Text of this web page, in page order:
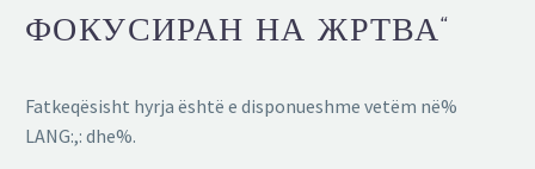
ФОКУСИРАН НА ЖРТВА“
Fatkeqësisht hyrja është e disponueshme vetëm në%
LANG:,: dhe%.